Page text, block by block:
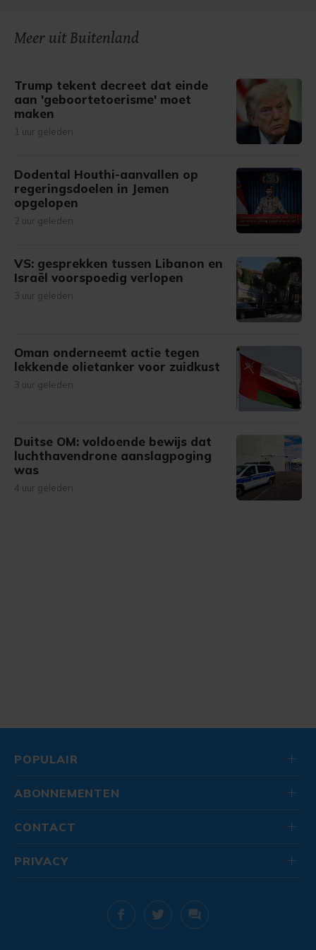
gemaakte keuze altijd wijzigen of intrekken.
Meer uit Buitenland
Trump tekent decreet dat einde
aan 'geboortetoerisme' moet
maken
1 uur geleden
Dodental Houthi-aanvallen op
regeringsdoelen in Jemen
opgelopen
2 uur geleden
VS: gesprekken tussen Libanon en
Israël voorspoedig verlopen
3 uur geleden
Oman onderneemt actie tegen
lekkende olietanker voor zuidkust
3 uur geleden
Duitse OM: voldoende bewijs dat
luchthavendrone aanslagpoging
was
4 uur geleden
POPULAIR
ABONNEMENTEN
CONTACT
PRIVACY